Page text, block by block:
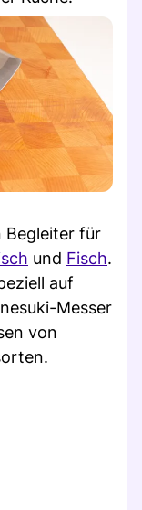
Begleiter für
und Fisch.
auf
Messer
von